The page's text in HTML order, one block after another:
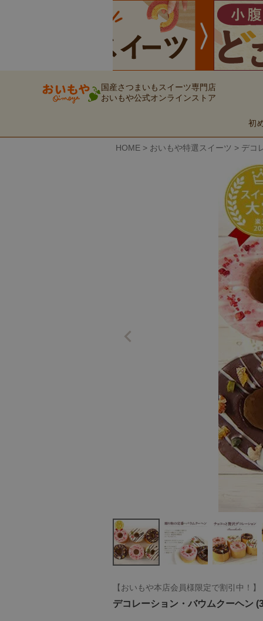
国産さつまいもスイーツ専門店
おいもや公式オンラインストア
初
HOME おいもや特選スイーツ デコ
【おいもや本店会員様限定で割引中！】
デコレーション・バウムクーヘン